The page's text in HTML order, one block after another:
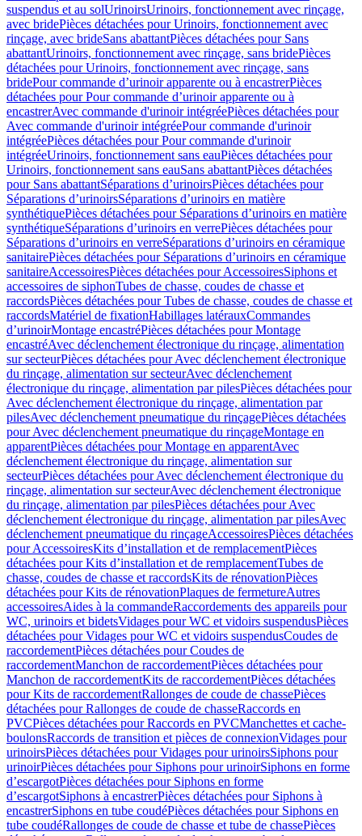
suspendus et au solUrinoirsUrinoirs, fonctionnement avec rinçage,
avec bridePièces détachées pour Urinoirs, fonctionnement avec
rinçage, avec brideSans abattantPièces détachées pour Sans
abattantUrinoirs, fonctionnement avec rinçage, sans bridePièces
détachées pour Urinoirs, fonctionnement avec rinçage, sans
bridePour commande d’urinoir apparente ou à encastrerPièces
détachées pour Pour commande d’urinoir apparente ou à
encastrerAvec commande d'urinoir intégréePièces détachées pour
Avec commande d'urinoir intégréePour commande d'urinoir
intégréePièces détachées pour Pour commande d'urinoir
intégréeUrinoirs, fonctionnement sans eauPièces détachées pour
Urinoirs, fonctionnement sans eauSans abattantPièces détachées
pour Sans abattantSéparations d’urinoirsPièces détachées pour
Séparations d’urinoirsSéparations d’urinoirs en matière
synthétiquePièces détachées pour Séparations d’urinoirs en matière
synthétiqueSéparations d’urinoirs en verrePièces détachées pour
Séparations d’urinoirs en verreSéparations d’urinoirs en céramique
sanitairePièces détachées pour Séparations d’urinoirs en céramique
sanitaireAccessoiresPièces détachées pour AccessoiresSiphons et
accessoires de siphonTubes de chasse, coudes de chasse et
raccordsPièces détachées pour Tubes de chasse, coudes de chasse et
raccordsMatériel de fixationHabillages latérauxCommandes
dʼurinoirMontage encastréPièces détachées pour Montage
encastréAvec déclenchement électronique du rinçage, alimentation
sur secteurPièces détachées pour Avec déclenchement électronique
du rinçage, alimentation sur secteurAvec déclenchement
électronique du rinçage, alimentation par pilesPièces détachées pour
Avec déclenchement électronique du rinçage, alimentation par
pilesAvec déclenchement pneumatique du rinçagePièces détachées
pour Avec déclenchement pneumatique du rinçageMontage en
apparentPièces détachées pour Montage en apparentAvec
déclenchement électronique du rinçage, alimentation sur
secteurPièces détachées pour Avec déclenchement électronique du
rinçage, alimentation sur secteurAvec déclenchement électronique
du rinçage, alimentation par pilesPièces détachées pour Avec
déclenchement électronique du rinçage, alimentation par pilesAvec
déclenchement pneumatique du rinçageAccessoiresPièces détachées
pour AccessoiresKits d’installation et de remplacementPièces
détachées pour Kits d’installation et de remplacementTubes de
chasse, coudes de chasse et raccordsKits de rénovationPièces
détachées pour Kits de rénovationPlaques de fermetureAutres
accessoiresAides à la commandeRaccordements des appareils pour
WC, urinoirs et bidetsVidages pour WC et vidoirs suspendusPièces
détachées pour Vidages pour WC et vidoirs suspendusCoudes de
raccordementPièces détachées pour Coudes de
raccordementManchon de raccordementPièces détachées pour
Manchon de raccordementKits de raccordementPièces détachées
pour Kits de raccordementRallonges de coude de chassePièces
détachées pour Rallonges de coude de chasseRaccords en
PVCPièces détachées pour Raccords en PVCManchettes et cache-
boulonsRaccords de transition et pièces de connexionVidages pour
urinoirsPièces détachées pour Vidages pour urinoirsSiphons pour
urinoirPièces détachées pour Siphons pour urinoirSiphons en forme
d’escargotPièces détachées pour Siphons en forme
d’escargotSiphons à encastrerPièces détachées pour Siphons à
encastrerSiphons en tube coudéPièces détachées pour Siphons en
tube coudéRallonges de coude de chasse et tube de chassePièces